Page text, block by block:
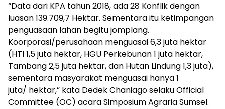
“Data dari KPA tahun 2018, ada 28 Konflik dengan
luasan 139.709,7 Hektar. Sementara itu ketimpangan
penguasaan lahan begitu jomplang.
Koorporasi/perusahaan menguasai 6,3 juta hektar
(HTI 1,5 juta hektar, HGU Perkebunan 1 juta hektar,
Tambang 2,5 juta hektar, dan Hutan Lindung 1,3 juta),
sementara masyarakat menguasai hanya 1
juta/ hektar,” kata Dedek Chaniago selaku Official
Committee (OC) acara Simposium Agraria Sumsel.